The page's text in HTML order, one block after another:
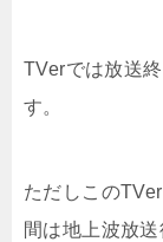
TVerでは放送
す。
ただしこの
間は地上波放送